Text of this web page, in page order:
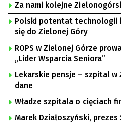
Za nami kolejne
Polski potentat technologii
się do Zielonej Góry
ROPS w Zielonej Górze
„Lider Wsparcia Seniora”
Lekarskie pensje – szpital w
dane
Władze szpitala o cięciach
Marek Działoszyński,